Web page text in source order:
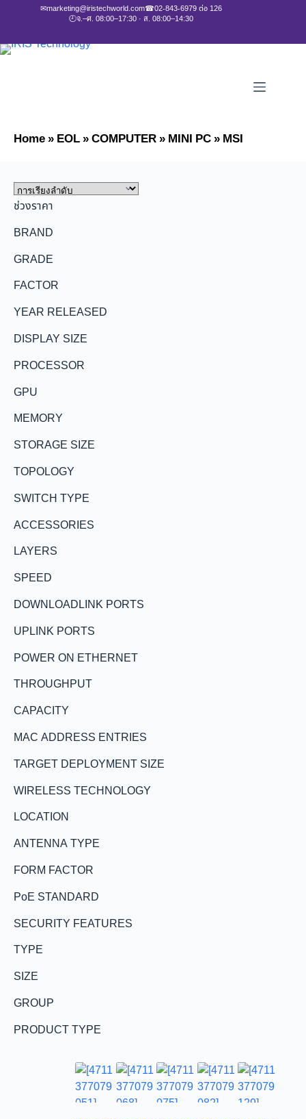
✉marketing@iristechworld.com☎02-843-6979 ต่อ 126
🕘จ.–ศ. 08:00–17:30 · ส. 08:00–14:30
Home»EOL»COMPUTER»MINI PC»MSI
ช่วงราคา
BRAND
GRADE
FACTOR
YEAR RELEASED
DISPLAY SIZE
PROCESSOR
GPU
MEMORY
STORAGE SIZE
TOPOLOGY
SWITCH TYPE
ACCESSORIES
LAYERS
SPEED
DOWNLOADLINK PORTS
UPLINK PORTS
POWER ON ETHERNET
THROUGHPUT
CAPACITY
MAC ADDRESS ENTRIES
TARGET DEPLOYMENT SIZE
WIRELESS TECHNOLOGY
LOCATION
ANTENNA TYPE
FORM FACTOR
PoE STANDARD
SECURITY FEATURES
TYPE
SIZE
GROUP
PRODUCT TYPE